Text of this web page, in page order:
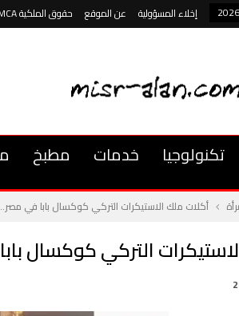
إخلاء المسؤولية عن الموقع حقوق الملكية DMCA
تكنولوجيا خدمات مطبخ
أكلات ملك الاستيكرات التركي كوكسال بابا في
التركي كوكسال